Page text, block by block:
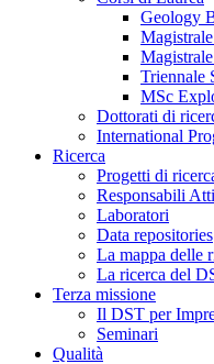
Geology
Triennale
MSc
Dottorati di
International
Ricerca
Progetti di
Responsabili
Laboratori
Data repositories
La mappa delle
La ricerca del
Terza missione
Il DST per
Seminari
Qualità